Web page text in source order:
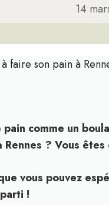
14
faire son pain à
comme un
? Vous
vous pouvez
!